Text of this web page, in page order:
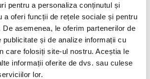
pentru a personaliza conținutul și
a oferi funcții de rețele sociale și pentru
asemenea, le oferim partenerilor de
publicitate și de analize informații cu
care folosiți site-ul nostru. Aceștia le
informații oferite de dvs. sau culese
lor.
(103)